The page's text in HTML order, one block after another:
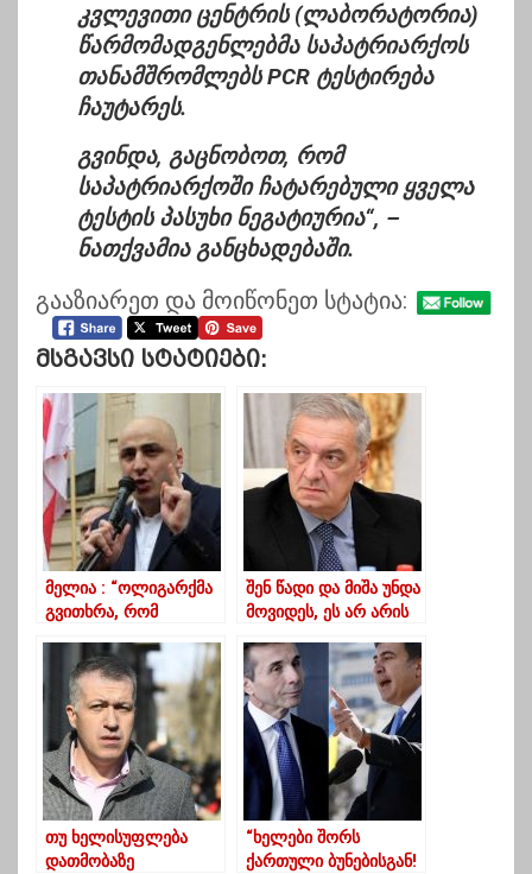
კვლევითი ცენტრის (ლაბორატორია)
წარმომადგენლებმა საპატრიარქოს
თანამშრომლებს PCR ტესტირება
ჩაუტარეს.
გვინდა, გაცნობოთ, რომ
საპატრიარქოში ჩატარებული ყველა
ტესტის პასუხი ნეგატიურია“, –
ნათქვამია განცხადებაში.
გააზიარეთ და მოიწონეთ სტატია:
Მსგავსი Სტატიები:
მელია : “ოლიგარქმა
გვითხრა, რომ
ჩაატარებს, მაგრამ ეს
ძალადობაზე
გადასული ამაო
მცდელობაა… ”
შენ წადი და მიშა უნდა
მოვიდეს, ეს არ არის
თუ ხელისუფლება
დათმობაზე
“ხელები შორს
ქართული ბუნებისგან!